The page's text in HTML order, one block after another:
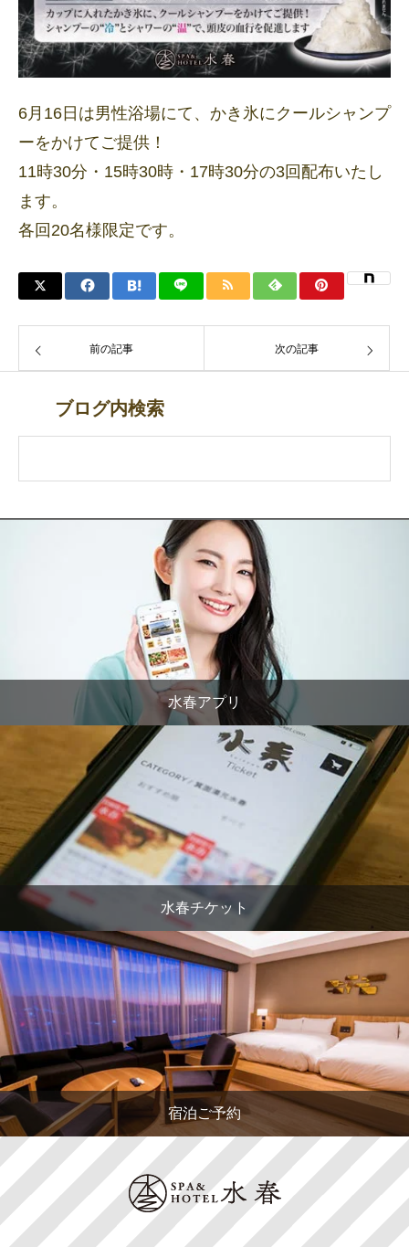
6月16日は男性浴場にて、かき氷にクールシャンプ
ーをかけてご提供！
11時30分・15時30時・17時30分の3回配布いたし
ます。
各回20名様限定です。
前の記事 次の記事
ブログ内検索
水春アプリ
水春チケット
宿泊ご予約